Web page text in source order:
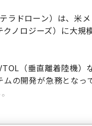
ラドローン）は、米
ノロジーズ）に大規
（垂直離着陸機）
の開発が急務とな